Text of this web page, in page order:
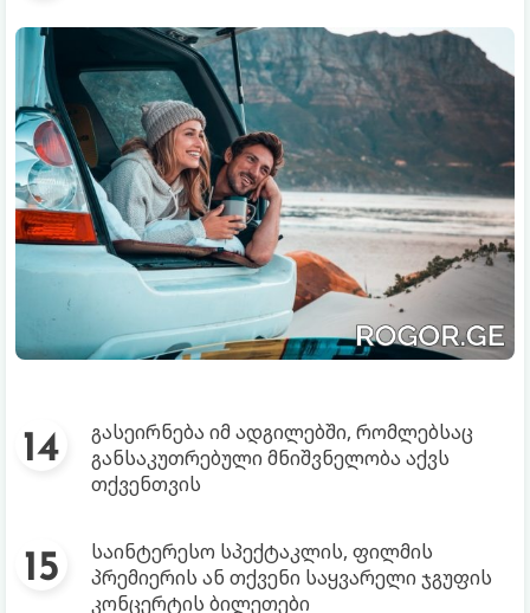
გასეირნება იმ ადგილებში, რომლებსაც
განსაკუთრებული მნიშვნელობა აქვს
თქვენთვის
საინტერესო სპექტაკლის, ფილმის
პრემიერის ან თქვენი საყვარელი ჯგუფის
კონცერტის ბილეთები